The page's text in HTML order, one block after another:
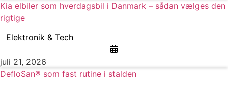
Kia elbiler som hverdagsbil i Danmark – sådan vælges den
rigtige
Elektronik & Tech
juli 21, 2026
DefloSan® som fast rutine i stalden